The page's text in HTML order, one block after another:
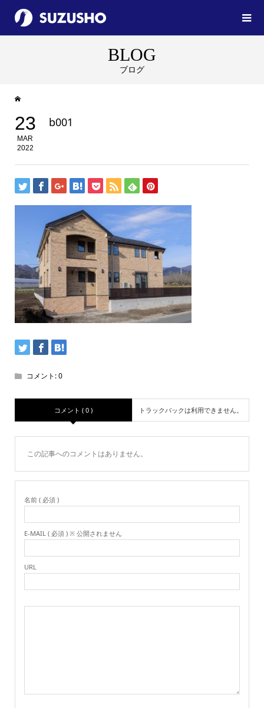
BLOG
ブログ
23
MAR
2022
b001
コメント:0
コメント ( 0 ) トラックバックは利用できません。
この記事へのコメントはありません。
名前 ( 必須 )
E-MAIL ( 必須 ) ※ 公開されません
URL